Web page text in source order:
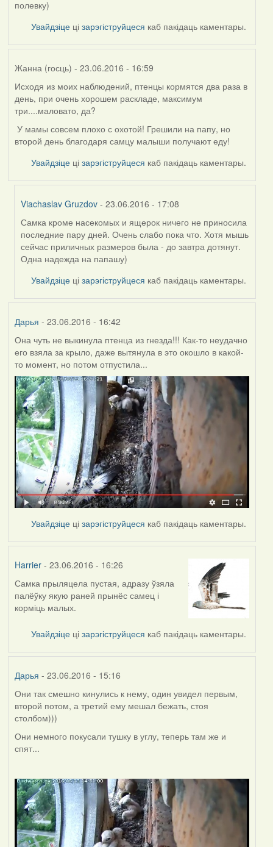
полевку)
Увайдзіце цізарэгіструйцеся каб пакідаць каментары.
Жанна (госць) - 23.06.2016 - 16:59
Исходя из моих наблюдений, птенцы кормятся два раза в
день, при очень хорошем раскладе, максимум
три....маловато, да?
У мамы совсем плохо с охотой! Грешили на папу, но
второй день благодаря самцу малыши получают еду!
Увайдзіце цізарэгіструйцеся каб пакідаць каментары.
Viachaslav Gruzdov - 23.06.2016 - 17:08
In
reply
to
by
Жанна
Самка кроме насекомых и ящерок ничего не приносила
последние пару дней. Очень слабо пока что. Хотя мышь
сейчас приличных размеров была - до завтра дотянут.
Одна надежда на папашу)
Увайдзіце цізарэгіструйцеся каб пакідаць каментары.
Дарья - 23.06.2016 - 16:42
Она чуть не выкинула птенца из гнезда!!! Как-то неудачно
его взяла за крыло, даже вытянула в это окошло в какой-
то момент, но потом отпустила...
Увайдзіце цізарэгіструйцеся каб пакідаць каментары.
Harrier- 23.06.2016 - 16:26
Самка прыляцела пустая, адразу ўзяла
палёўку якую раней прынёс самец і
корміць малых.
Увайдзіце цізарэгіструйцеся каб пакідаць каментары.
Дарья - 23.06.2016 - 15:16
Они так смешно кинулись к нему, один увидел первым,
второй потом, а третий ему мешал бежать, стоя
столбом)))
Они немного покусали тушку в углу, теперь там же и
спят...